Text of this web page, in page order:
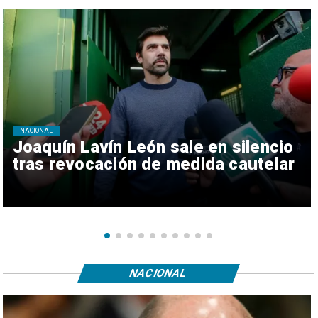
Joaquín Lavín León sale en silencio
tras revocación de medida cautelar
NACIONAL
NACIONAL